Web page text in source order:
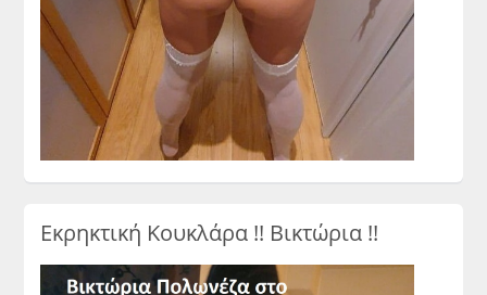
Εκρηκτική Κουκλάρα !! Βικτώρια !!